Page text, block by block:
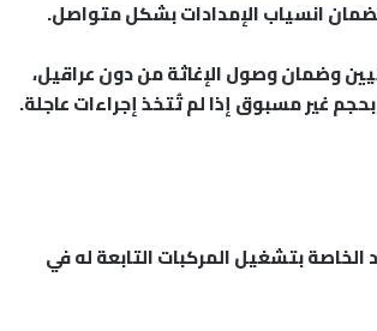
انسياب الإمدادات بشكل متواصل.
وضمان وصول الإغاثة من دون عراقيل،
غير مسبوق إذا لم تُتخذ إجراءات عاجلة.
بتشغيل المركبات التابعة له في